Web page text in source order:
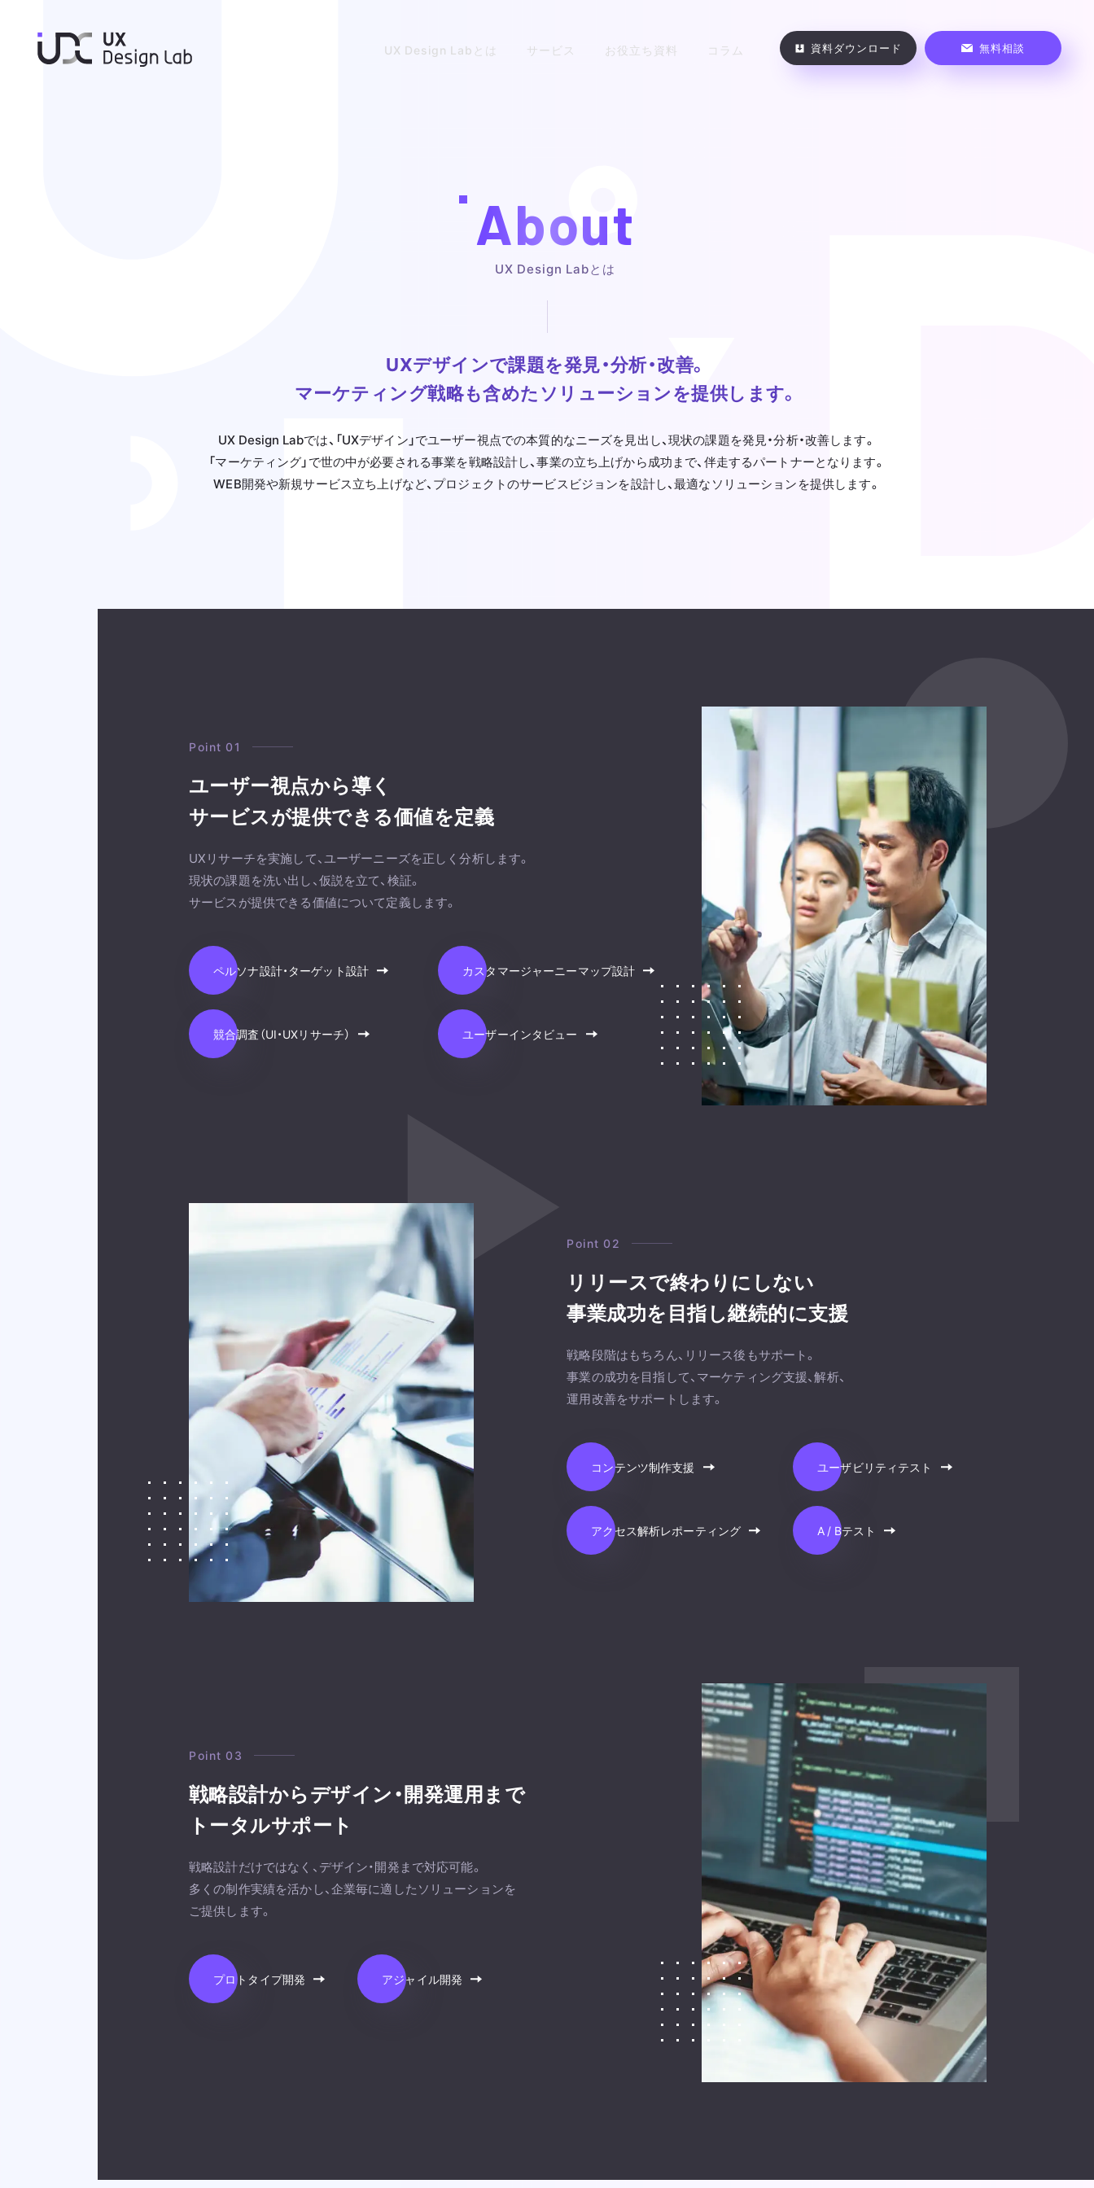
UX Design Labとは サービス お役立ち資料 コラム 資料ダウンロード 無料相談
About
UX Design Labとは
UXデザインで課題を発見・分析・改善。
マーケティング戦略も含めたソリューションを提供します。
UX Design Labでは、「UXデザイン」でユーザー視点での本質的なニーズを見出し、現状の課題を発見・分析・改善します。
「マーケティング」で世の中が必要される事業を戦略設計し、事業の立ち上げから成功まで、伴走するパートナーとなります。
WEB開発や新規サービス立ち上げなど、プロジェクトのサービスビジョンを設計し、最適なソリューションを提供します。
Point 01
ユーザー視点から導く
サービスが提供できる価値を定義
UXリサーチを実施して、ユーザーニーズを正しく分析します。
現状の課題を洗い出し、仮説を立て、検証。
サービスが提供できる価値について定義します。
ペルソナ設計・ターゲット設計 カスタマージャーニーマップ設計
競合調査（UI・UXリサーチ） ユーザーインタビュー
Point 02
リリースで終わりにしない
事業成功を目指し継続的に支援
戦略段階はもちろん、リリース後もサポート。
事業の成功を目指して、マーケティング支援、解析、
運用改善をサポートします。
コンテンツ制作支援 ユーザビリティテスト
アクセス解析レポーティング A / Bテスト
Point 03
戦略設計からデザイン・開発運用まで
トータルサポート
戦略設計だけではなく、デザイン・開発まで対応可能。
多くの制作実績を活かし、企業毎に適したソリューションを
ご提供します。
プロトタイプ開発 アジャイル開発